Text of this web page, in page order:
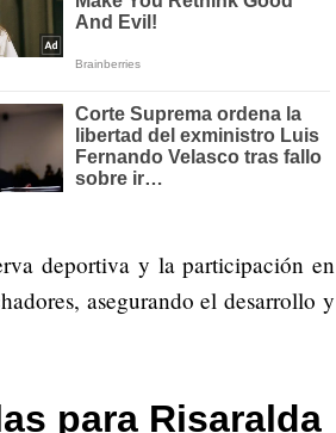
deportiva y la participación en
asegurando el desarrollo y
para Risaralda